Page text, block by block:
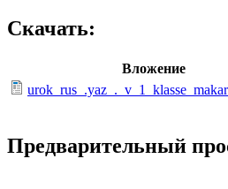
Скачать:
Вложение
Предварительный